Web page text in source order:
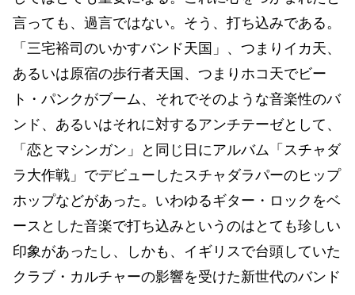
言っても、過言ではない。そう、打ち込みである。
「三宅裕司のいかすバンド天国」、つまりイカ天、
あるいは原宿の歩行者天国、つまりホコ天でビー
ト・パンクがブーム、それでそのような音楽性のバ
ンド、あるいはそれに対するアンチテーゼとして、
「恋とマシンガン」と同じ日にアルバム「スチャダ
ラ大作戦」でデビューしたスチャダラパーのヒップ
ホップなどがあった。いわゆるギター・ロックをベ
ースとした音楽で打ち込みというのはとても珍しい
印象があったし、しかも、イギリスで台頭していた
クラブ・カルチャーの影響を受けた新世代のバンド